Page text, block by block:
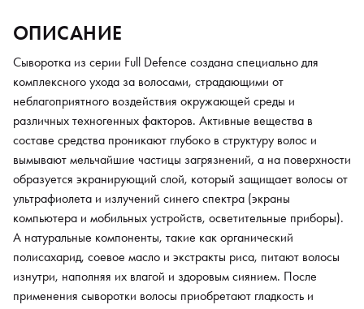
парабенов, искусственных красителей и компонентов
животного происхождения. Применение: выдавить на ладонь
1-3 капли сыворотки и равномерно распределить по влажным
или сухим волосам, не смывать.
ОПИСАНИЕ
Сыворотка из серии Full Defence создана специально для
комплексного ухода за волосами, страдающими от
неблагоприятного воздействия окружающей среды и
различных техногенных факторов. Активные вещества в
составе средства проникают глубоко в структуру волос и
вымывают мельчайшие частицы загрязнений, а на поверхности
образуется экранирующий слой, который защищает волосы от
ультрафиолета и излучений синего спектра (экраны
компьютера и мобильных устройств, осветительные приборы).
А натуральные компоненты, такие как органический
полисахарид, соевое масло и экстракты риса, питают волосы
изнутри, наполняя их влагой и здоровым сиянием. После
применения сыворотки волосы приобретают гладкость и